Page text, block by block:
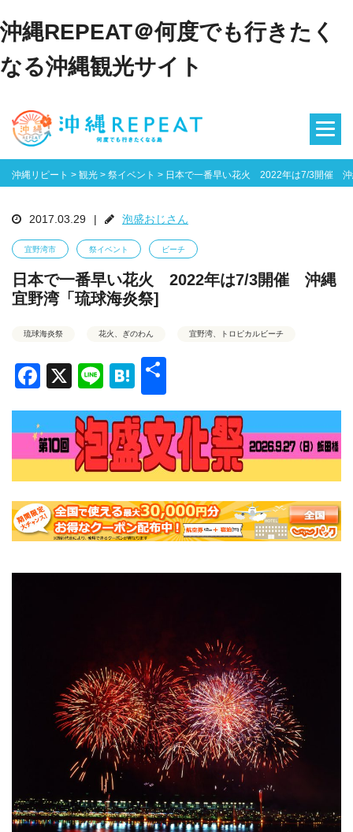
沖縄REPEAT＠何度でも行きたく
なる沖縄観光サイト
沖縄リピート > 観光 > 祭イベント > 日本で一番早い花火 2022年は7/3開催 沖
2017.03.29 | 泡盛おじさん
宜野湾市 祭イベント ビーチ
日本で一番早い花火 2022年は7/3開催 沖縄
宜野湾「琉球海炎祭]
琉球海炎祭 花火、ぎのわん 宜野湾、トロピカルビーチ
Facebook
X LineHatena